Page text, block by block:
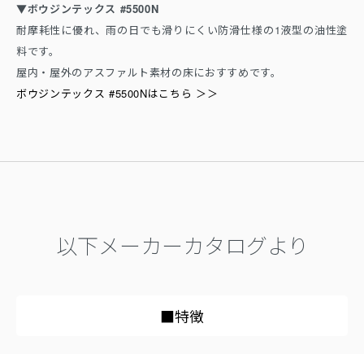
▼ボウジンテックス #5500N
耐摩耗性に優れ、雨の日でも滑りにくい防滑仕様の1液型の油性塗
料です。
屋内・屋外のアスファルト素材の床におすすめです。
ボウジンテックス #5500Nはこちら ＞＞
以下メーカーカタログより
■特徴